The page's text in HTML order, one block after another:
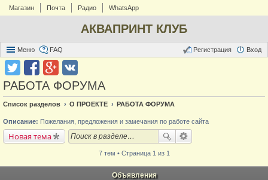
Магазин Почта Радио WhatsApp
АКВАПРИНТ КЛУБ
Меню FAQ Вход
Регистрация
РАБОТА ФОРУМА
Список разделов О ПРОЕКТЕ РАБОТА ФОРУМА
Описание: Пожелания, предложения и замечания по работе сайта
Новая тема
7 тем • Страница 1 из 1
Объявления